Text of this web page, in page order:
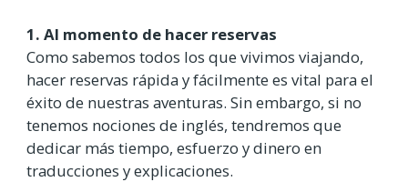
1. Al momento de hacer reservas
Como sabemos todos los que vivimos viajando,
hacer reservas rápida y fácilmente es vital para el
éxito de nuestras aventuras. Sin embargo, si no
tenemos nociones de inglés, tendremos que
dedicar más tiempo, esfuerzo y dinero en
traducciones y explicaciones.